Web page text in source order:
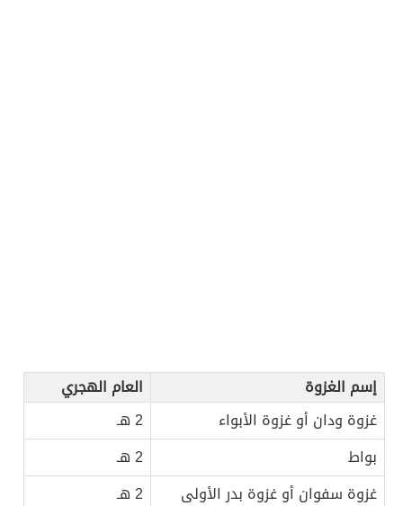
إسم الغزوة
العام الهجري
غزوة ودان أو غزوة الأبواء
2 هـ
بواط
2 هـ
غزوة سفوان أو غزوة بدر الأولى
2 هـ